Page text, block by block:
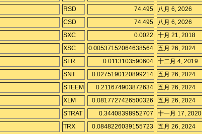
RSD 74.495 八月 6, 2026
CSD 74.495 八月 6, 2026
SXC 0.0022 十月 21, 2018
XSC 0.00537152064638564 五月 26, 2024
SLR 0.0113103590604 十二月 4, 2019
SNT 0.0275190120899214 五月 26, 2024
STEEM 0.211674903872634 五月 26, 2024
XLM 0.0817727426500326 五月 26, 2024
STRAT 0.34408398952707 十一月 17, 2020
TRX 0.0848226039155723 五月 26, 2024